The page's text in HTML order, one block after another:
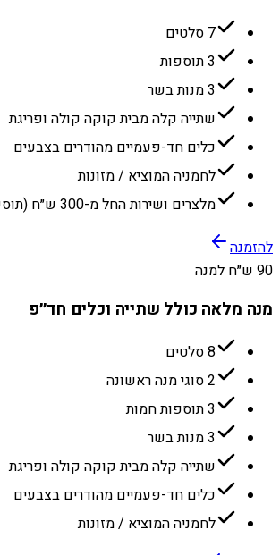
7 סלטים
3 תוספות
3 מנות בשר
שתייה קלה מבית קוקה קולה ופריגת
כלים חד-פעמיים מהודרים בצבעים
לחמניה המוציא / מזונות
מלצרים ושירות החל מ-300 ש״ח (תוספת)
להזמנה
90 ש״ח למנה
מנה מלאה כולל שתייה וכלים חד״פ
8 סלטים
2 סוגי מנה ראשונה
3 תוספות חמות
3 מנות בשר
שתייה קלה מבית קוקה קולה ופריגת
כלים חד-פעמיים מהודרים בצבעים
לחמניה המוציא / מזונות